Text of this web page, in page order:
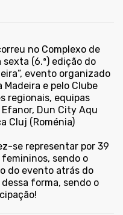
no Complexo de
(6.ª) edição do
evento organizado
e pelo Clube
regionais, equipas
Dun City Aqu
Cluj (Roménia)
se representar por 39
femininos, sendo o
do evento atrás do
forma, sendo o